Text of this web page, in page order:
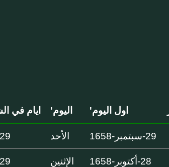
اول اليوم' اليوم' ايام في
29-سبتمبر-1658 الأحد 29
28-أكتوبر-1658 الإثنين 29